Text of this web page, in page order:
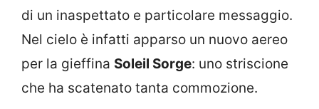
di un inaspettato e particolare messaggio.
Nel cielo è infatti apparso un nuovo aereo
per la gieffina Soleil Sorge: uno striscione
che ha scatenato tanta commozione.